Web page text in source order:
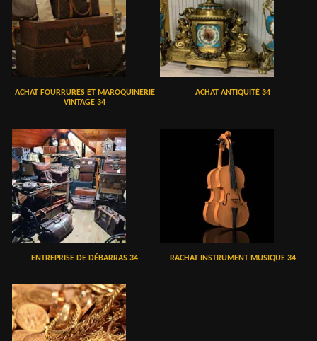
ACHAT FOURRURES ET MAROQUINERIE
VINTAGE 34
ACHAT ANTIQUITÉ 34
ENTREPRISE DE DÉBARRAS 34 RACHAT INSTRUMENT MUSIQUE 34